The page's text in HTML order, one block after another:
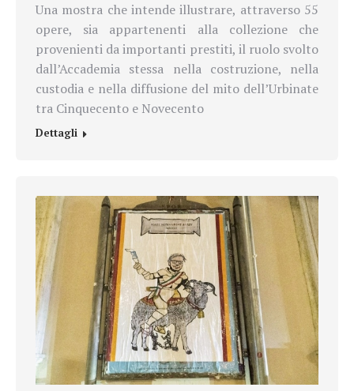
Una mostra che intende illustrare, attraverso 55
opere, sia appartenenti alla collezione che
provenienti da importanti prestiti, il ruolo svolto
dall’Accademia stessa nella costruzione, nella
custodia e nella diffusione del mito dell’Urbinate
tra Cinquecento e Novecento
Dettagli